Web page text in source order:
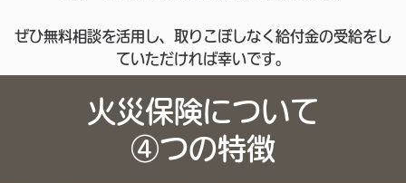
ぜひ無料相談を活用し、取りこぼしなく給付金の受給をし
ていただければ幸いです。
火災保険について
④つの特徴